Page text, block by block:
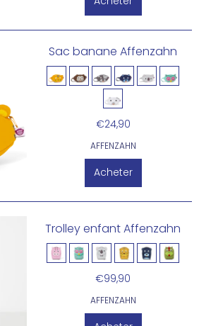
Sac banane Affenzahn
€24,90
AFFENZAHN
Acheter
Trolley enfant Affenzahn
€99,90
AFFENZAHN